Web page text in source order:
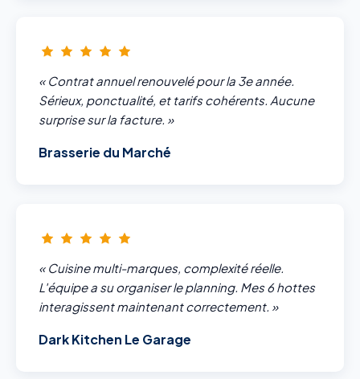
« Contrat annuel renouvelé pour la 3e année.
Sérieux, ponctualité, et tarifs cohérents. Aucune
surprise sur la facture. »
Brasserie du Marché
« Cuisine multi-marques, complexité réelle.
L'équipe a su organiser le planning. Mes 6 hottes
interagissent maintenant correctement. »
Dark Kitchen Le Garage